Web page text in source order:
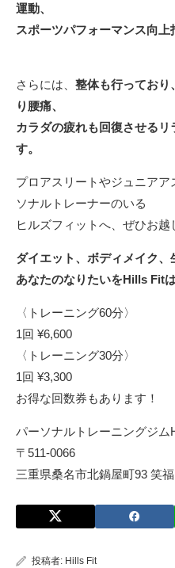
運動、
スポーツパフォーマンス向上
さらには、 整体も行っており
り腰痛、
カラダの疲れも回復させる
す。
プロアスリートやジュニア
ソナルトレーナーのいる
ヒルズフィットへ、ぜひお越
ダイエット、ボディメイク
あなたのなりたいをHills Fit
〈トレーニング60分〉
1回 ¥6,600
〈トレーニング30分〉
1回 ¥3,300
お得な回数券もあります！
パーソナルトレーニングジム
〒511-0066
三重県桑名市北鍋屋町93 笑
投稿者: Hills Fit